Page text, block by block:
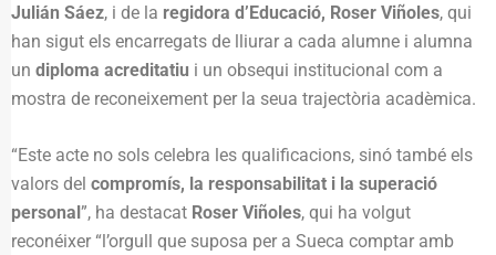
Julián Sáez, i de la regidora d’Educació, Roser Viñoles, qui
han sigut els encarregats de lliurar a cada alumne i alumna
un diploma acreditatiu i un obsequi institucional com a
mostra de reconeixement per la seua trajectòria acadèmica.
“Este acte no sols celebra les qualificacions, sinó també els
valors del compromís, la responsabilitat i la superació
personal”, ha destacat Roser Viñoles, qui ha volgut
reconéixer “l’orgull que suposa per a Sueca comptar amb